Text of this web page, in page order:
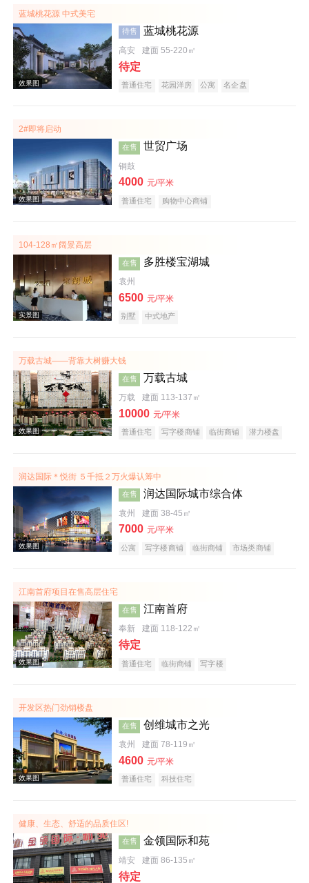
实景图
效果图
蓝城桃花源 中式美宅
效果图
待售 蓝城桃花源
高安 建面 55-220㎡
待定
普通住宅 花园洋房 公寓 名企盘
2#即将启动
在售 世贸广场
铜鼓
4000 元/平米
普通住宅 购物中心商铺
104-128㎡阔景高层
在售 多胜楼宝湖城
袁州
6500 元/平米
别墅 中式地产
万载古城——背靠大树赚大钱
效果图
在售 万载古城
万载 建面 113-137㎡
10000 元/平米
普通住宅 写字楼商铺 临街商铺 潜力楼盘
润达国际＊悦街 ５千抵２万火爆认筹中
在售 润达国际城市综合体
袁州 建面 38-45㎡
7000 元/平米
公寓 写字楼商铺 临街商铺
市场类商铺
江南首府项目在售高层住宅
在售 江南首府
奉新 建面 118-122㎡
待定
普通住宅 临街商铺 写字楼
开发区热门劲销楼盘
在售 创维城市之光
袁州 建面 78-119㎡
4600 元/平米
普通住宅 科技住宅
健康、生态、舒适的品质住区!
在售 金领国际和苑
靖安 建面 86-135㎡
待定